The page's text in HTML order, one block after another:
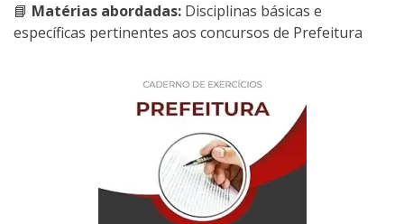
📘 Matérias abordadas: Disciplinas básicas e
específicas pertinentes aos concursos de Prefeitura